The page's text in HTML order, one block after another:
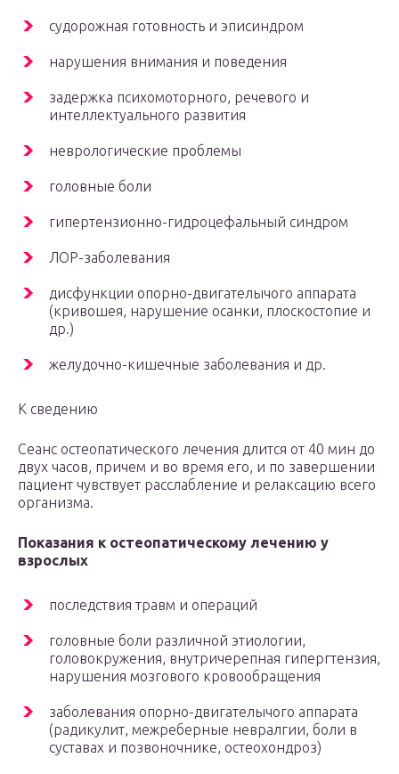
судорожная готовность и эписиндром
нарушения внимания и поведения
задержка психомоторного, речевого и
интеллектуального развития
неврологические проблемы
головные боли
гипертензионно-гидроцефальный синдром
ЛОР-заболевания
дисфункции опорно-двигателычого аппарата
(кривошея, нарушение осанки, плоскостопие и
др.)
желудочно-кишечные заболевания и др.
К сведению
Сеанс остеопатического лечения длится от 40 мин до
двух часов, причем и во время его, и по завершении
пациент чувствует расслабление и релаксацию всего
организма.
Показания к остеопатическому лечению у
взрослых
последствия травм и операций
головные боли различной этиологии,
головокружения, внутричерепная гипергтензия,
нарушения мозгового кровообращения
заболевания опорно-двигателычого аппарата
(радикулит, межреберные невралгии, боли в
суставах и позвоночнике, остеохондроз)